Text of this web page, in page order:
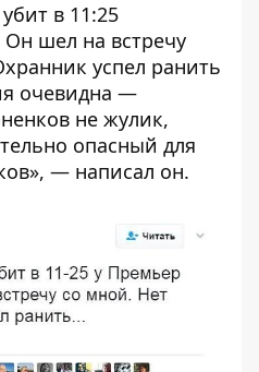
в 11:25
Он шел на встречу
успел ранить
очевидна —
не жулик,
опасный для
— написал он.